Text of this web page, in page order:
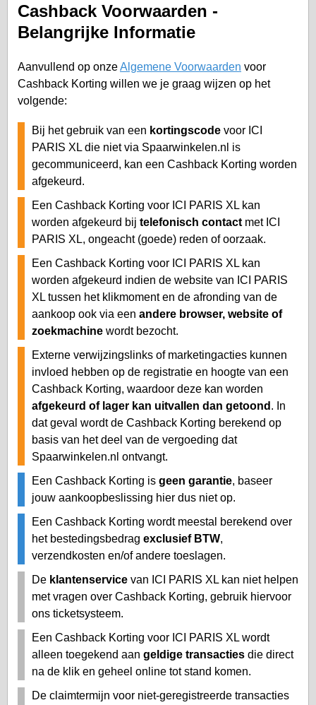
Cashback Voorwaarden -
Belangrijke Informatie
Aanvullend op onzeAlgemene Voorwaarden voor
Cashback Korting willen we je graag wijzen op het
volgende:
Bij het gebruik van een kortingscode voor ICI
PARIS XL die niet via Spaarwinkelen.nl is
gecommuniceerd, kan een Cashback Korting worden
afgekeurd.
Een Cashback Korting voor ICI PARIS XL kan
worden afgekeurd bij telefonisch contact met ICI
PARIS XL, ongeacht (goede) reden of oorzaak.
Een Cashback Korting voor ICI PARIS XL kan
worden afgekeurd indien de website van ICI PARIS
XL tussen het klikmoment en de afronding van de
aankoop ook via een andere browser, website of
zoekmachine wordt bezocht.
Externe verwijzingslinks of marketingacties kunnen
invloed hebben op de registratie en hoogte van een
Cashback Korting, waardoor deze kan worden
afgekeurd of lager kan uitvallen dan getoond . In
dat geval wordt de Cashback Korting berekend op
basis van het deel van de vergoeding dat
Spaarwinkelen.nl ontvangt.
Een Cashback Korting is geen garantie, baseer
jouw aankoopbeslissing hier dus niet op.
Een Cashback Korting wordt meestal berekend over
het bestedingsbedrag exclusief BTW,
verzendkosten en/of andere toeslagen.
De klantenservice van ICI PARIS XL kan niet helpen
met vragen over Cashback Korting, gebruik hiervoor
ons ticketsysteem.
Een Cashback Korting voor ICI PARIS XL wordt
alleen toegekend aan geldige transacties die direct
na de klik en geheel online tot stand komen.
De claimtermijn voor niet-geregistreerde transacties